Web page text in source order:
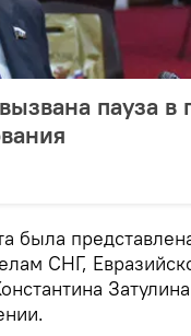
пауза в
была
СНГ,